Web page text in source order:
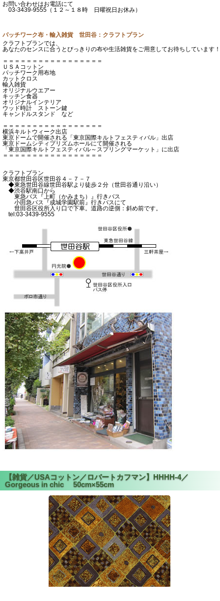
お問い合わせはお電話にて
03-3439-9555（１２～１８時 日曜祝日お休み）
パッチワーク布・輸入雑貨 世田谷：クラフトプラン
クラフトプランでは、
あなたのセンスに合うとびっきりの布や生活雑貨をご用意してお待ちしています！
＝＝＝＝＝＝＝＝＝＝＝＝＝＝＝＝＝
ＵＳＡコットン
パッチワーク用布地
カットクロス
輸入雑貨
オリジナルウエアー
キッチン食器
オリジナルインテリア
ウッド時計 ストーン鍵
キャンドルスタンド など
＝＝＝＝＝＝＝＝＝＝＝＝＝＝＝＝＝
横浜キルトウィーク出店
東京ドームで開催される「東京国際キルトフェスティバル」出店
東京ドームシティプリズムホールにて開催される
「東京国際キルトフェスティバル～スプリングマーケット」に出店
＝＝＝＝＝＝＝＝＝＝＝＝＝＝＝＝＝
クラフトプラン
東京都世田谷区世田谷４－７－７
◆東急世田谷線世田谷駅より徒歩２分（世田谷通り沿い）
◆渋谷駅南口から
東急バス『上町（かみまち）』行きバス
小田急バス『成城学園駅前』行きバスにて
世田谷区役所入り口で下車。道路の逆側：斜め前です。
tel:03-3439-9555